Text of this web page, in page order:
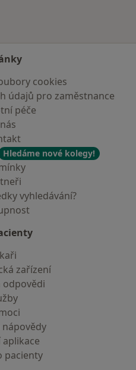
cookies
údajů pro zaměstnance
péče
Hledáme nové kolegy!
vyhledávání?
zařízení
odpovědi
pacienty